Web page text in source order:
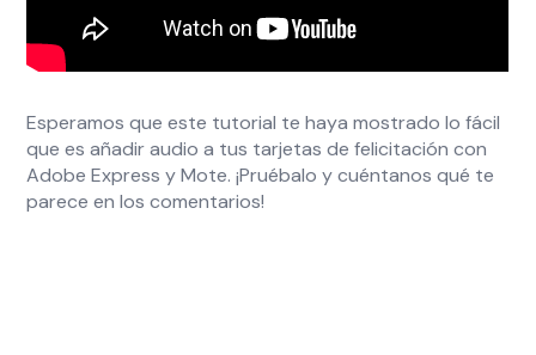
Esperamos que este tutorial te haya mostrado lo fácil
que es añadir audio a tus tarjetas de felicitación con
Adobe Express y Mote. ¡Pruébalo y cuéntanos qué te
parece en los comentarios!